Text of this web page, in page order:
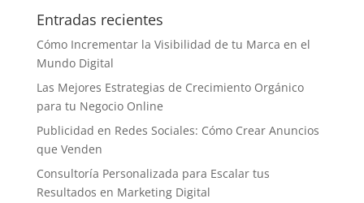
Entradas recientes
Cómo Incrementar la Visibilidad de tu Marca en el
Mundo Digital
Las Mejores Estrategias de Crecimiento Orgánico
para tu Negocio Online
Publicidad en Redes Sociales: Cómo Crear Anuncios
que Venden
Consultoría Personalizada para Escalar tus
Resultados en Marketing Digital